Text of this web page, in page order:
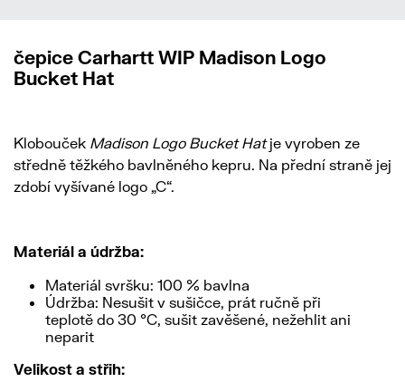
čepice Carhartt WIP Madison Logo
Bucket Hat
Klobouček Madison Logo Bucket Hatje vyroben ze
středně těžkého bavlněného kepru. Na přední straně jej
zdobí vyšívané logo „C“.
Materiál a údržba:
Materiál svršku: 100 % bavlna
Údržba: Nesušit v sušičce, prát ručně při
teplotě do 30 °C, sušit zavěšené, nežehlit ani
neparit
Velikost a střih: